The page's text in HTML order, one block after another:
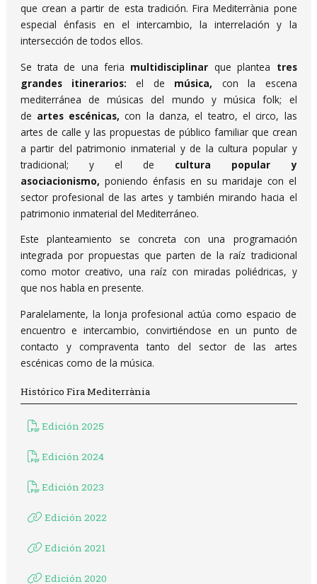
que crean a partir de esta tradición. Fira Mediterrània pone
especial énfasis en el intercambio, la interrelación y la
intersección de todos ellos.
Se trata de una feria multidisciplinar que plantea tres
grandes itinerarios: el de música, con la escena
mediterránea de músicas del mundo y música folk; el
de artes escénicas, con la danza, el teatro, el circo, las
artes de calle y las propuestas de público familiar que crean
a partir del patrimonio inmaterial y de la cultura popular y
tradicional; y el de cultura popular y
asociacionismo, poniendo énfasis en su maridaje con el
sector profesional de las artes y también mirando hacia el
patrimonio inmaterial del Mediterráneo.
Este planteamiento se concreta con una programación
integrada por propuestas que parten de la raíz tradicional
como motor creativo, una raíz con miradas poliédricas, y
que nos habla en presente.
Paralelamente, la lonja profesional actúa como espacio de
encuentro e intercambio, convirtiéndose en un punto de
contacto y compraventa tanto del sector de las artes
escénicas como de la música.
Histórico Fira Mediterrània
Edición 2025
Edición 2024
Edición 2023
Edición 2022
Edición 2021
Edición 2020